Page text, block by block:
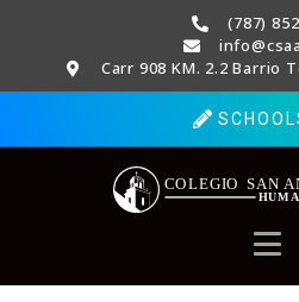
(787)
Carr 908 KM. 2.2 Barrio